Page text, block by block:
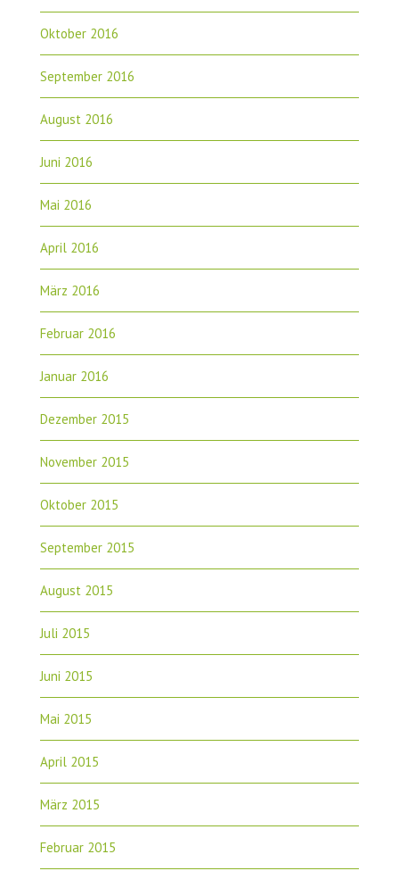
Oktober 2016
September 2016
August 2016
Juni 2016
Mai 2016
April 2016
März 2016
Februar 2016
Januar 2016
Dezember 2015
November 2015
Oktober 2015
September 2015
August 2015
Juli 2015
Juni 2015
Mai 2015
April 2015
März 2015
Februar 2015